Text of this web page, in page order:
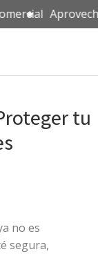
tu
no es
segura,